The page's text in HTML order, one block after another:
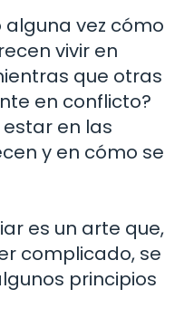
vez cómo
vivir en
que otras
en conflicto?
en las
y en cómo se
es un arte que,
complicado, se
principios